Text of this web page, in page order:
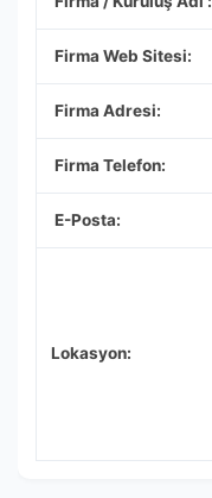
Firma Web Sitesi:
Firma Adresi:
Firma Telefon:
E-Posta:
Lokasyon: